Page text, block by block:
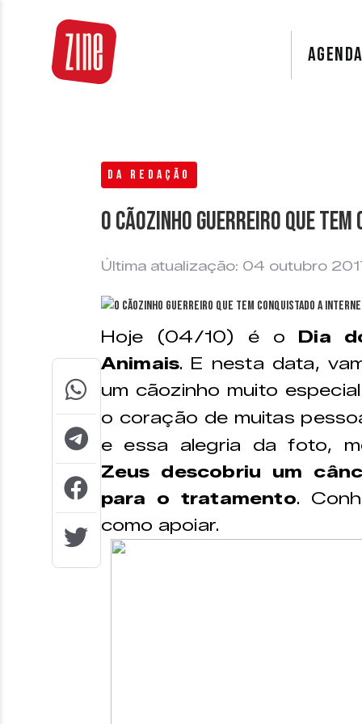
AGENDA
DA REDAÇÃO
O cãozinho guerreiro que
Última atualização: 04 outubro
Hoje (04/10) é o Dia
Animais. E nesta data,
um cãozinho muito
o coração de muitas
e essa alegria da foto,
Zeus descobriu um
para o tratamento.
como apoiar.